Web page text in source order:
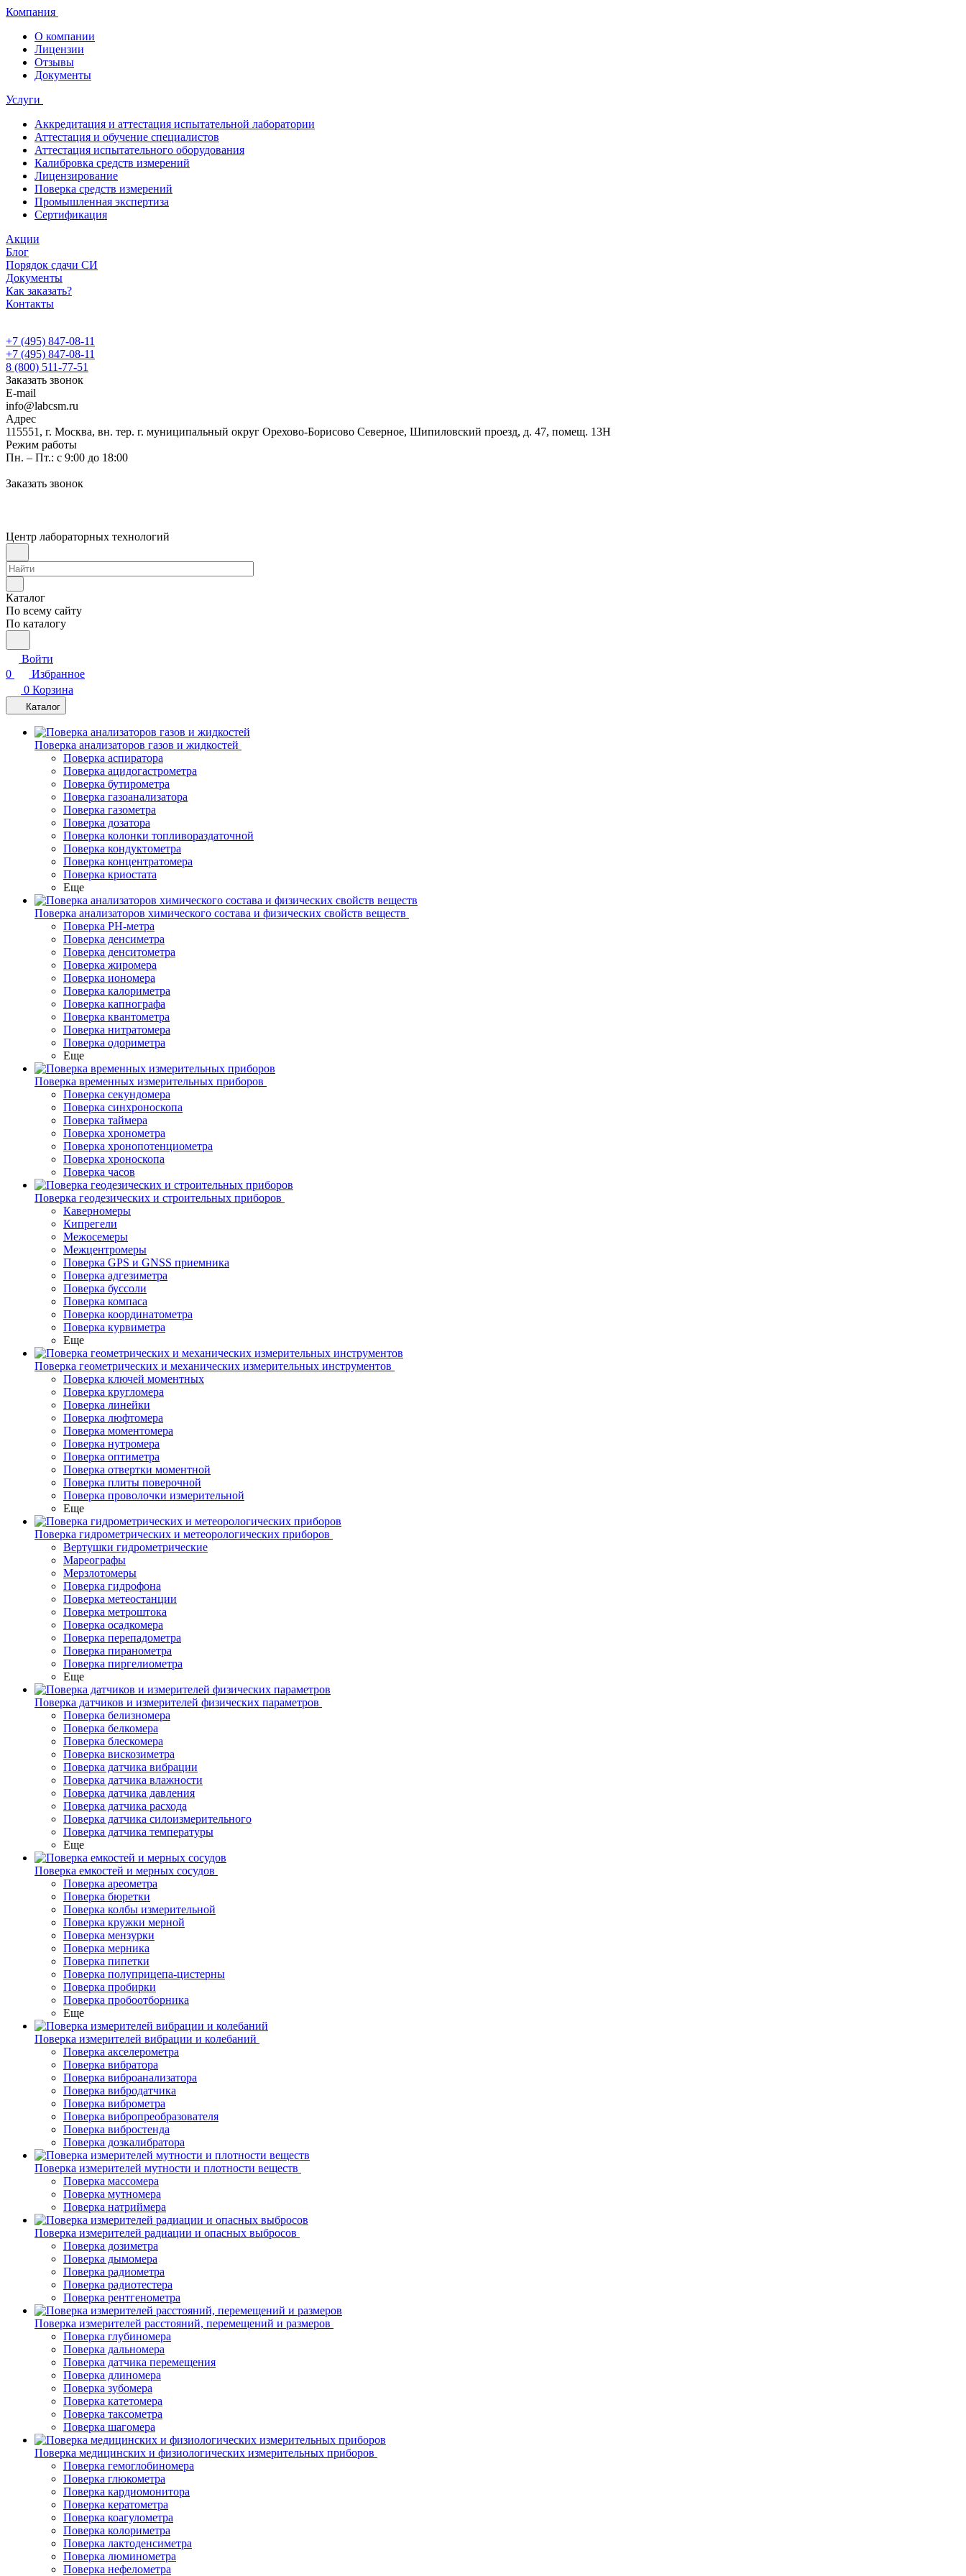
Компания
О компании
Лицензии
Отзывы
Документы
Услуги
Аккредитация и аттестация испытательной лаборатории
Аттестация и обучение специалистов
Аттестация испытательного оборудования
Калибровка средств измерений
Лицензирование
Поверка средств измерений
Промышленная экспертиза
Сертификация
Акции
Блог
Порядок сдачи СИ
Документы
Как заказать?
Контакты
+7 (495) 847-08-11
+7 (495) 847-08-11
8 (800) 511-77-51
Заказать звонок
E-mail
info@labcsm.ru
Адрес
115551, г. Москва, вн. тер. г. муниципальный округ Орехово-Борисово Северное, Шипиловский проезд, д. 47, помещ. 13Н
Режим работы
Пн. – Пт.: с 9:00 до 18:00
Заказать звонок
Центр лабораторных технологий
Каталог
По всему сайту
По каталогу
Войти
0
Избранное
0 Корзина
Каталог
Поверка анализаторов газов и жидкостей
Поверка аспиратора
Поверка ацидогастрометра
Поверка бутирометра
Поверка газоанализатора
Поверка газометра
Поверка дозатора
Поверка колонки топливораздаточной
Поверка кондуктометра
Поверка концентратомера
Поверка криостата
Еще
Поверка анализаторов химического состава и физических свойств веществ
Поверка PH-метра
Поверка денсиметра
Поверка денситометра
Поверка жиромера
Поверка иономера
Поверка калориметра
Поверка капнографа
Поверка квантометра
Поверка нитратомера
Поверка одориметра
Еще
Поверка временных измерительных приборов
Поверка секундомера
Поверка синхроноскопа
Поверка таймера
Поверка хронометра
Поверка хронопотенциометра
Поверка хроноскопа
Поверка часов
Поверка геодезических и строительных приборов
Каверномеры
Кипрегели
Межосемеры
Межцентромеры
Поверка GPS и GNSS приемника
Поверка адгезиметра
Поверка буссоли
Поверка компаса
Поверка координатометра
Поверка курвиметра
Еще
Поверка геометрических и механических измерительных инструментов
Поверка ключей моментных
Поверка кругломера
Поверка линейки
Поверка люфтомера
Поверка моментомера
Поверка нутромера
Поверка оптиметра
Поверка отвертки моментной
Поверка плиты поверочной
Поверка проволочки измерительной
Еще
Поверка гидрометрических и метеорологических приборов
Вертушки гидрометрические
Мареографы
Мерзлотомеры
Поверка гидрофона
Поверка метеостанции
Поверка метроштока
Поверка осадкомера
Поверка перепадометра
Поверка пиранометра
Поверка пиргелиометра
Еще
Поверка датчиков и измерителей физических параметров
Поверка белизномера
Поверка белкомера
Поверка блескомера
Поверка вискозиметра
Поверка датчика вибрации
Поверка датчика влажности
Поверка датчика давления
Поверка датчика расхода
Поверка датчика силоизмерительного
Поверка датчика температуры
Еще
Поверка емкостей и мерных сосудов
Поверка ареометра
Поверка бюретки
Поверка колбы измерительной
Поверка кружки мерной
Поверка мензурки
Поверка мерника
Поверка пипетки
Поверка полуприцепа-цистерны
Поверка пробирки
Поверка пробоотборника
Еще
Поверка измерителей вибрации и колебаний
Поверка акселерометра
Поверка вибратора
Поверка виброанализатора
Поверка вибродатчика
Поверка виброметра
Поверка вибропреобразователя
Поверка вибростенда
Поверка дозкалибратора
Поверка измерителей мутности и плотности веществ
Поверка массомера
Поверка мутномера
Поверка натриймера
Поверка измерителей радиации и опасных выбросов
Поверка дозиметра
Поверка дымомера
Поверка радиометра
Поверка радиотестера
Поверка рентгенометра
Поверка измерителей расстояний, перемещений и размеров
Поверка глубиномера
Поверка дальномера
Поверка датчика перемещения
Поверка длиномера
Поверка зубомера
Поверка катетомера
Поверка таксометра
Поверка шагомера
Поверка медицинских и физиологических измерительных приборов
Поверка гемоглобиномера
Поверка глюкометра
Поверка кардиомонитора
Поверка кератометра
Поверка коагулометра
Поверка колориметра
Поверка лактоденсиметра
Поверка люминометра
Поверка нефелометра